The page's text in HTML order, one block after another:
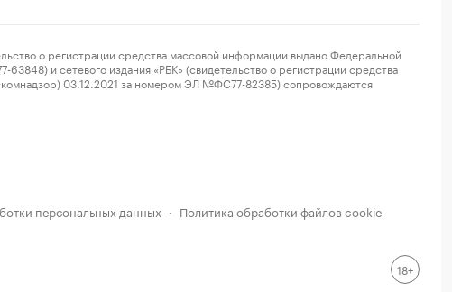
о регистрации средства массовой информации выдано Федеральной
и сетевого издания «РБК» (свидетельство о регистрации средства
03.12.2021 за номером ЭЛ №ФС77-82385) сопровождаются
персональных данных · Политика обработки файлов cookie
18+